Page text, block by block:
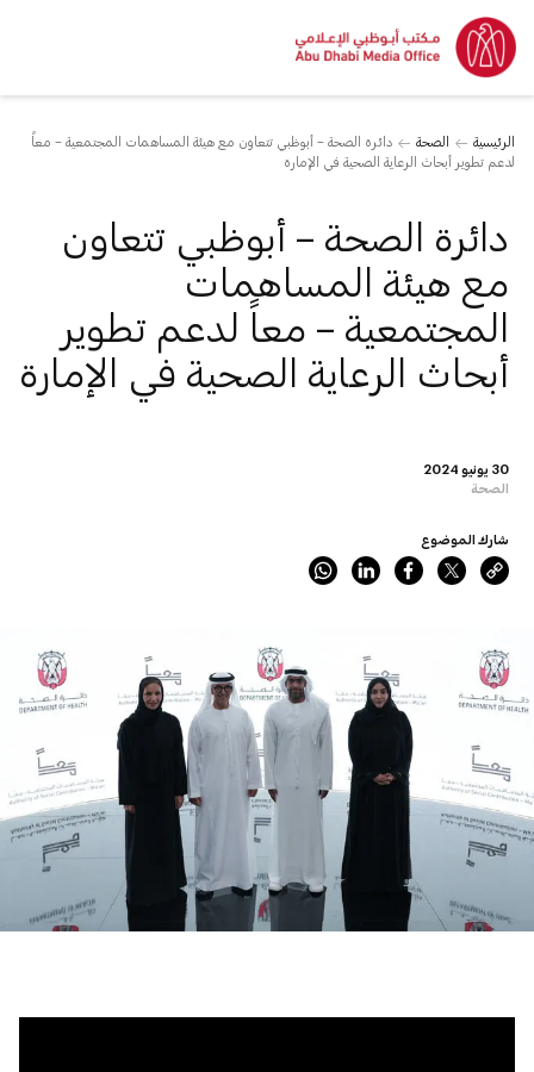
الرئيسية الصحة
دائرة الصحة – أبوظبي تتعاون مع هيئة المساهمات المجتمعية – معاً
لدعم تطوير أبحاث الرعاية الصحية في الإمارة
30 يونيو 2024
الصحة
دائرة الصحة – أبوظبي تتعاون
مع هيئة المساهمات
المجتمعية – معاً لدعم تطوير
أبحاث الرعاية الصحية في الإمارة
شارك الموضوع